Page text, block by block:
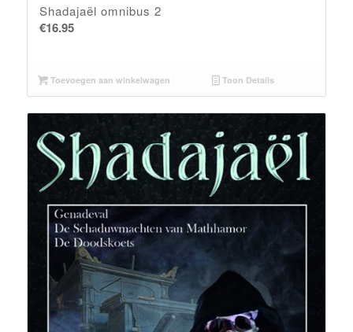
Shadajaël omnibus 2
€16.95
Toevoegen aan winkelwagen Toon Details